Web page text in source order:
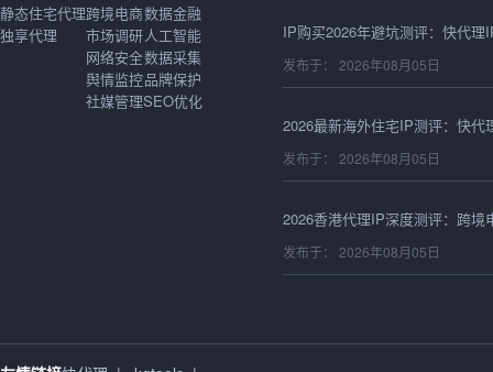
静态住宅代理
独享代理
跨境电商
市场调研
网络安全
舆情监控
社媒管理
数据金融
人工智能
数据采集
品牌保护
SEO优化
发布于： 2026年08月05日
发布于： 2026年08月05日
发布于： 2026年08月05日
发布于： 2026年08月05日